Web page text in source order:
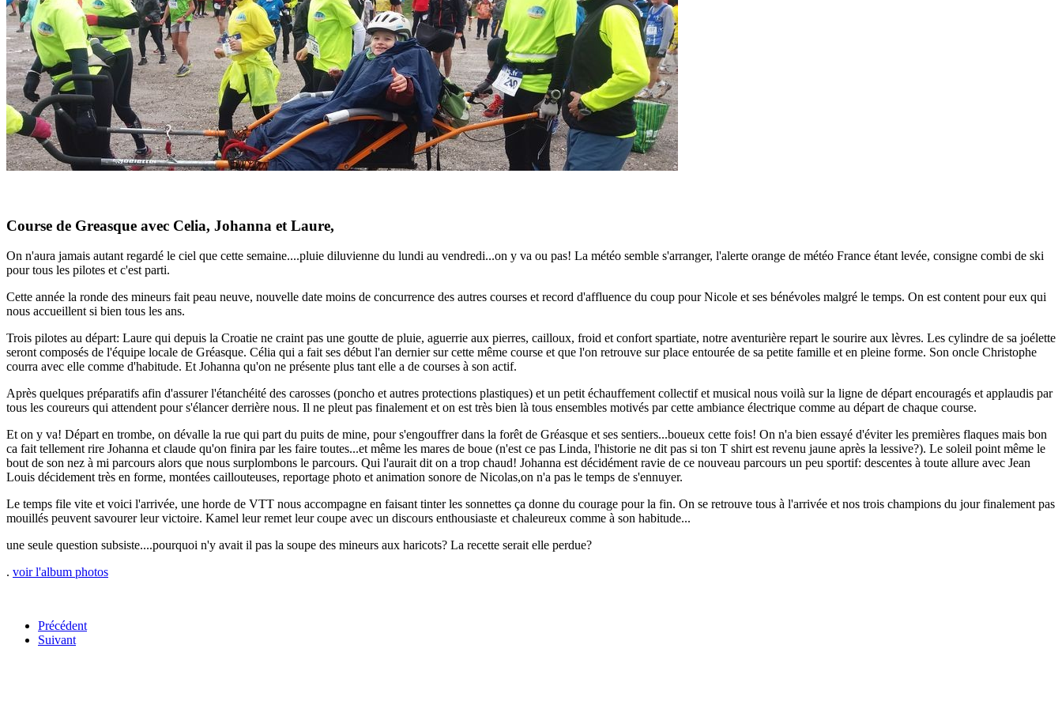
Course de Greasque avec Celia, Johanna et Laure,
On n'aura jamais autant regardé le ciel que cette semaine....pluie diluvienne du lundi au vendredi...on y va ou pas! La météo semble s'arranger, l'alerte orange de météo France étant levée, consigne combi de ski
pour tous les pilotes et c'est parti.
Cette année la ronde des mineurs fait peau neuve, nouvelle date moins de concurrence des autres courses et record d'affluence du coup pour Nicole et ses bénévoles malgré le temps. On est content pour eux qui
nous accueillent si bien tous les ans.
Trois pilotes au départ: Laure qui depuis la Croatie ne craint pas une goutte de pluie, aguerrie aux pierres, cailloux, froid et confort spartiate, notre aventurière repart le sourire aux lèvres. Les cylindre de sa joélette
seront composés de l'équipe locale de Gréasque. Célia qui a fait ses début l'an dernier sur cette même course et que l'on retrouve sur place entourée de sa petite famille et en pleine forme. Son oncle Christophe
courra avec elle comme d'habitude. Et Johanna qu'on ne présente plus tant elle a de courses à son actif.
Après quelques préparatifs afin d'assurer l'étanchéité des carosses (poncho et autres protections plastiques) et un petit échauffement collectif et musical nous voilà sur la ligne de départ encouragés et applaudis par
tous les coureurs qui attendent pour s'élancer derrière nous. Il ne pleut pas finalement et on est très bien là tous ensembles motivés par cette ambiance électrique comme au départ de chaque course.
Et on y va! Départ en trombe, on dévalle la rue qui part du puits de mine, pour s'engouffrer dans la forêt de Gréasque et ses sentiers...boueux cette fois! On n'a bien essayé d'éviter les premières flaques mais bon
ca fait tellement rire Johanna et claude qu'on finira par les faire toutes...et même les mares de boue (n'est ce pas Linda, l'historie ne dit pas si ton T shirt est revenu jaune après la lessive?). Le soleil point même le
bout de son nez à mi parcours alors que nous surplombons le parcours. Qui l'aurait dit on a trop chaud! Johanna est décidément ravie de ce nouveau parcours un peu sportif: descentes à toute allure avec Jean
Louis décidement très en forme, montées caillouteuses, reportage photo et animation sonore de Nicolas,on n'a pas le temps de s'ennuyer.
Le temps file vite et voici l'arrivée, une horde de VTT nous accompagne en faisant tinter les sonnettes ça donne du courage pour la fin. On se retrouve tous à l'arrivée et nos trois champions du jour finalement pas
mouillés peuvent savourer leur victoire. Kamel leur remet leur coupe avec un discours enthousiaste et chaleureux comme à son habitude...
une seule question subsiste....pourquoi n'y avait il pas la soupe des mineurs aux haricots? La recette serait elle perdue?
. voir l'album photos
Précédent
Suivant